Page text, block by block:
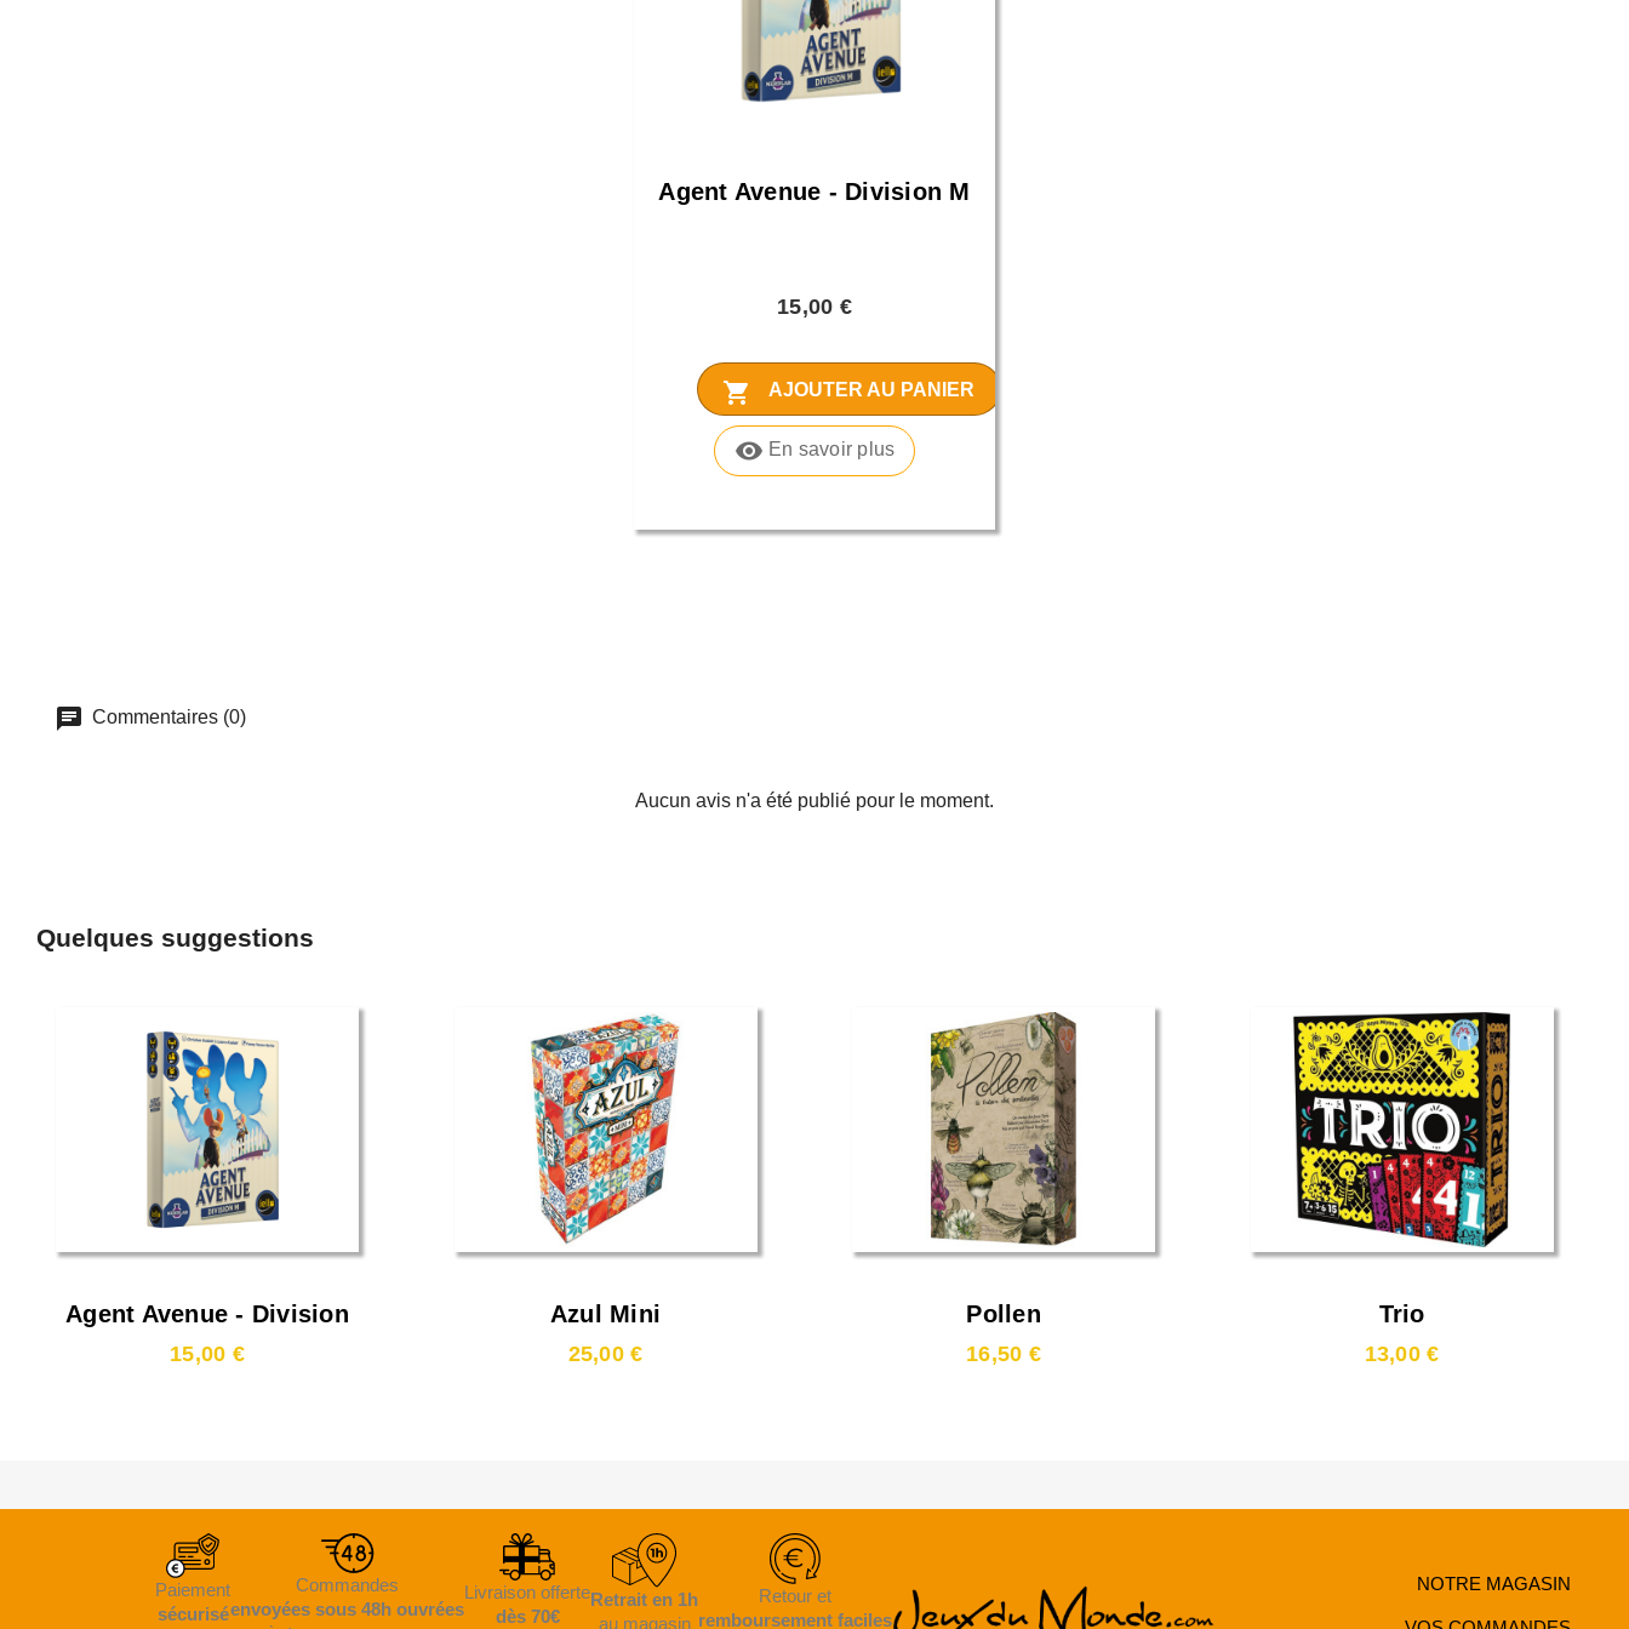
Agent Avenue - Division M
15,00 €
shopping_cart AJOUTER AU PANIER
visibility En savoir plus
Commentaires (0)
Aucun avis n'a été publié pour le moment.
Quelques suggestions
Agent Avenue - Division
M
15,00 €
Azul Mini
25,00 €
Pollen
16,50 €
Trio
13,00 €
Paiement
sécurisé
Commandes
envoyées sous 48h ouvrées
Livraison offerte
dès 70€
Retrait en 1h
au magasin
Retour et
remboursement faciles
NOTRE MAGASIN